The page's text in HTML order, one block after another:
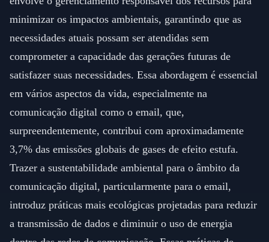
minimizar os impactos ambientais, garantindo que as
necessidades atuais possam ser atendidas sem
comprometer a capacidade das gerações futuras de
satisfazer suas necessidades. Essa abordagem é essencial
em vários aspectos da vida, especialmente na
comunicação digital como o email, que,
surpreendentemente, contribui com aproximadamente
3,7% das emissões globais de gases de efeito estufa.
Trazer a sustentabilidade ambiental para o âmbito da
comunicação digital, particularmente para o email,
introduz práticas mais ecológicas projetadas para reduzir
a transmissão de dados e diminuir o uso de energia